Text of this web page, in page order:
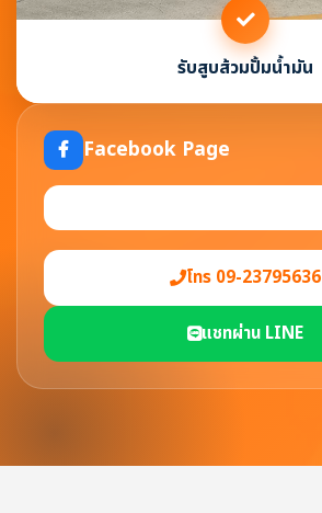
รับสูบส้วมปั้มน้ำมัน
Facebook Page
โทร 09-23795636
แชทผ่าน LINE